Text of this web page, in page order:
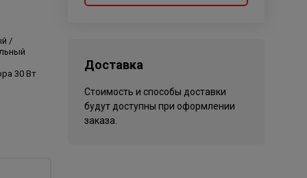
/
30 Вт
Доставка
Стоимость и способы доставки
будут доступны при оформлении
заказа.